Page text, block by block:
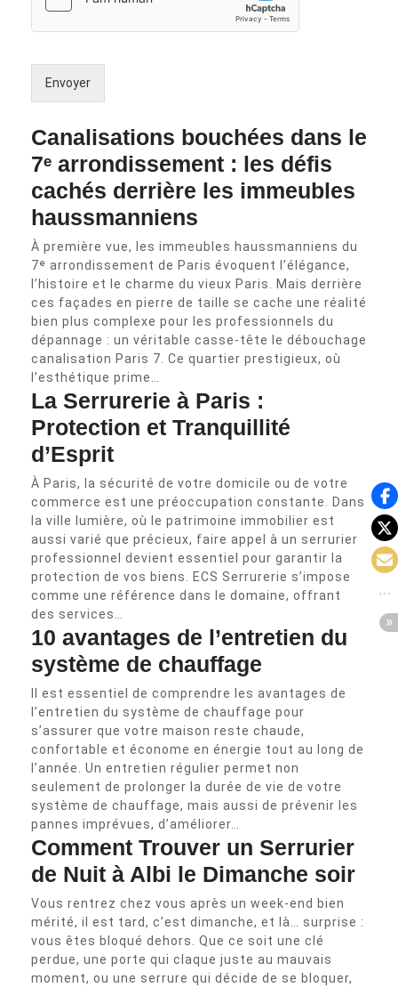
Envoyer
Canalisations bouchées dans le
7ᵉ arrondissement : les défis
cachés derrière les immeubles
haussmanniens
À première vue, les immeubles haussmanniens du
7ᵉ arrondissement de Paris évoquent l’élégance,
l’histoire et le charme du vieux Paris. Mais derrière
ces façades en pierre de taille se cache une réalité
bien plus complexe pour les professionnels du
dépannage : un véritable casse-tête le débouchage
canalisation Paris 7. Ce quartier prestigieux, où
l’esthétique prime…
La Serrurerie à Paris :
Protection et Tranquillité
d’Esprit
À Paris, la sécurité de votre domicile ou de votre
commerce est une préoccupation constante. Dans
la ville lumière, où le patrimoine immobilier est
aussi varié que précieux, faire appel à un serrurier
professionnel devient essentiel pour garantir la
protection de vos biens. ECS Serrurerie s’impose
comme une référence dans le domaine, offrant
des services…
10 avantages de l’entretien du
système de chauffage
Il est essentiel de comprendre les avantages de
l’entretien du système de chauffage pour
s’assurer que votre maison reste chaude,
confortable et économe en énergie tout au long de
l’année. Un entretien régulier permet non
seulement de prolonger la durée de vie de votre
système de chauffage, mais aussi de prévenir les
pannes imprévues, d’améliorer…
Comment Trouver un Serrurier
de Nuit à Albi le Dimanche soir
Vous rentrez chez vous après un week-end bien
mérité, il est tard, c’est dimanche, et là… surprise :
vous êtes bloqué dehors. Que ce soit une clé
perdue, une porte qui claque juste au mauvais
moment, ou une serrure qui décide de se bloquer,